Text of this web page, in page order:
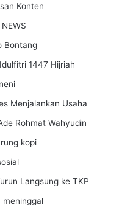
Konten
Bontang
1447 Hijriah
Menjalankan Usaha
Rohmat Wahyudin
kopi
Langsung ke TKP
meninggal